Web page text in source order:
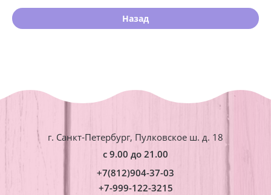
Назад
г. Санкт-Петербург, Пулковское ш. д. 18
с 9.00 до 21.00
+7(812)904-37-03
+7-999-122-3215